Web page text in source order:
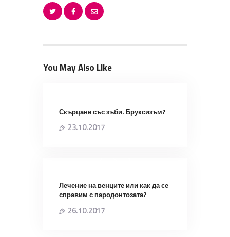
You May Also Like
Скърцане със зъби. Бруксизъм?
23.10.2017
Лечение на венците или как да се
справим с пародонтозата?
26.10.2017